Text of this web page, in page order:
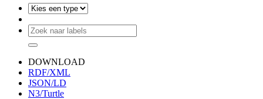
DOWNLOAD
RDF/XML
JSON/LD
N3/Turtle